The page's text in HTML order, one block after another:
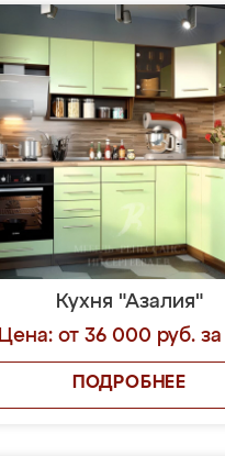
Кухня "Азалия"
Цена: от 36 000 руб.
ПОДРОБНЕЕ